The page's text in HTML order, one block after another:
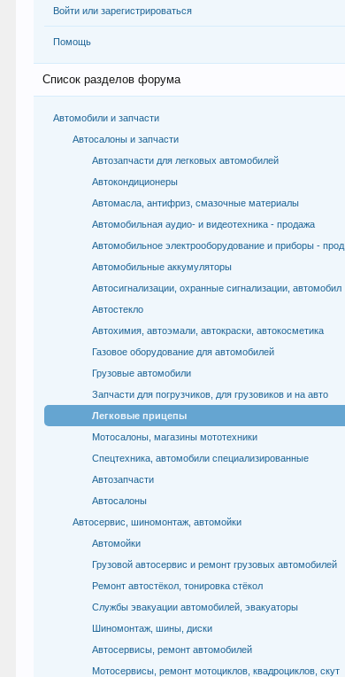
Войти или зарегистрироваться
Помощь
Список разделов форума
Автомобили и запчасти
Автосалоны и запчасти
Автозапчасти для легковых автомобилей
Автокондиционеры
Автомасла, антифриз, смазочные материалы
Автомобильная аудио- и видеотехника - продажа
Автомобильное электрооборудование и приборы - прод
Автомобильные аккумуляторы
Автосигнализации, охранные сигнализации, автомобил
Автостекло
Автохимия, автоэмали, автокраски, автокосметика
Газовое оборудование для автомобилей
Грузовые автомобили
Запчасти для погрузчиков, для грузовиков и на авто
Легковые прицепы
Мотосалоны, магазины мототехники
Спецтехника, автомобили специализированные
Автозапчасти
Автосалоны
Автосервис, шиномонтаж, автомойки
Автомойки
Грузовой автосервис и ремонт грузовых автомобилей
Ремонт автостёкол, тонировка стёкол
Службы эвакуации автомобилей, эвакуаторы
Шиномонтаж, шины, диски
Автосервисы, ремонт автомобилей
Мотосервисы, ремонт мотоциклов, квадроциклов, скут